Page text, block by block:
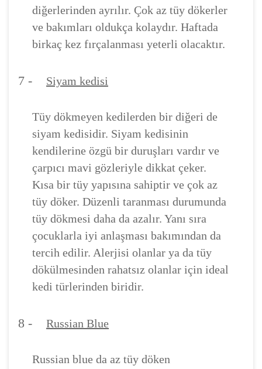
diğerlerinden ayrılır. Çok az tüy dökerler
ve bakımları oldukça kolaydır. Haftada
birkaç kez fırçalanması yeterli olacaktır.
7 - Siyam kedisi
Tüy dökmeyen kedilerden bir diğeri de
siyam kedisidir. Siyam kedisinin
kendilerine özgü bir duruşları vardır ve
çarpıcı mavi gözleriyle dikkat çeker.
Kısa bir tüy yapısına sahiptir ve çok az
tüy döker. Düzenli taranması durumunda
tüy dökmesi daha da azalır. Yanı sıra
çocuklarla iyi anlaşması bakımından da
tercih edilir. Alerjisi olanlar ya da tüy
dökülmesinden rahatsız olanlar için ideal
kedi türlerinden biridir.
8 - Russian Blue
Russian blue da az tüy döken